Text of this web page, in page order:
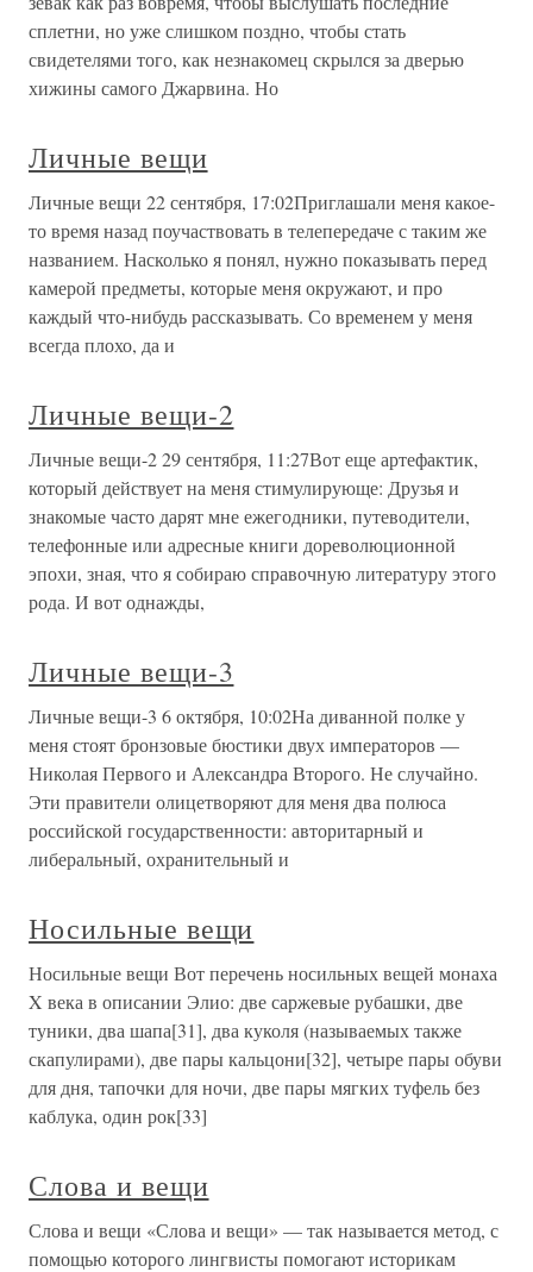
сплетни, но уже слишком поздно, чтобы стать
свидетелями того, как незнакомец скрылся за дверью
хижины самого Джарвина. Но
Личные вещи
Личные вещи 22 сентября, 17:02Приглашали меня какое-
то время назад поучаствовать в телепередаче с таким же
названием. Насколько я понял, нужно показывать перед
камерой предметы, которые меня окружают, и про
каждый что-нибудь рассказывать. Со временем у меня
всегда плохо, да и
Личные вещи-2
Личные вещи-2 29 сентября, 11:27Вот еще артефактик,
который действует на меня стимулирующе: Друзья и
знакомые часто дарят мне ежегодники, путеводители,
телефонные или адресные книги дореволюционной
эпохи, зная, что я собираю справочную литературу этого
рода. И вот однажды,
Личные вещи-3
Личные вещи-3 6 октября, 10:02На диванной полке у
меня стоят бронзовые бюстики двух императоров —
Николая Первого и Александра Второго. Не случайно.
Эти правители олицетворяют для меня два полюса
российской государственности: авторитарный и
либеральный, охранительный и
Носильные вещи
Носильные вещи Вот перечень носильных вещей монаха
X века в описании Элио: две саржевые рубашки, две
туники, два шапа[31], два куколя (называемых также
скапулирами), две пары кальцони[32], четыре пары обуви
для дня, тапочки для ночи, две пары мягких туфель без
каблука, один рок[33]
Слова и вещи
Слова и вещи «Слова и вещи» — так называется метод, с
помощью которого лингвисты помогают историкам